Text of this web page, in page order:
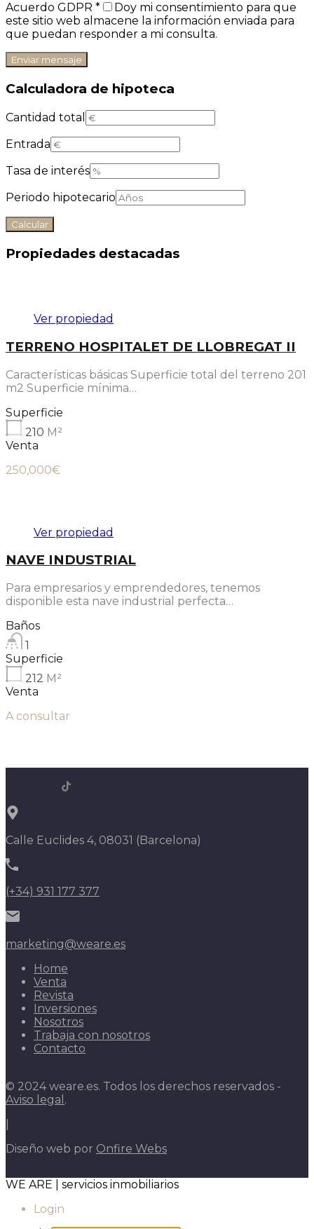
Acuerdo GDPR *
Doy mi consentimiento para que
este sitio web almacene la información enviada para
que puedan responder a mi consulta.
Calculadora de hipoteca
Cantidad total
Entrada
Tasa de interés
Periodo hipotecario
Propiedades destacadas
Ver propiedad
TERRENO HOSPITALET DE LLOBREGAT II
Características básicas Superficie total del terreno 201
m2 Superficie mínima…
Superficie
210 M²
Venta
250,000€
Ver propiedad
NAVE INDUSTRIAL
Para empresarios y emprendedores, tenemos
disponible esta nave industrial perfecta…
Baños
1
Superficie
212 M²
Venta
A consultar
Calle Euclides 4, 08031 (Barcelona)
(+34) 931 177 377
marketing@weare.es
Home
Venta
Revista
Inversiones
Nosotros
Trabaja con nosotros
Contacto
© 2024 weare.es. Todos los derechos reservados -
Aviso legal .
Diseño web por Onfire Webs
WE ARE | servicios inmobiliarios
Login